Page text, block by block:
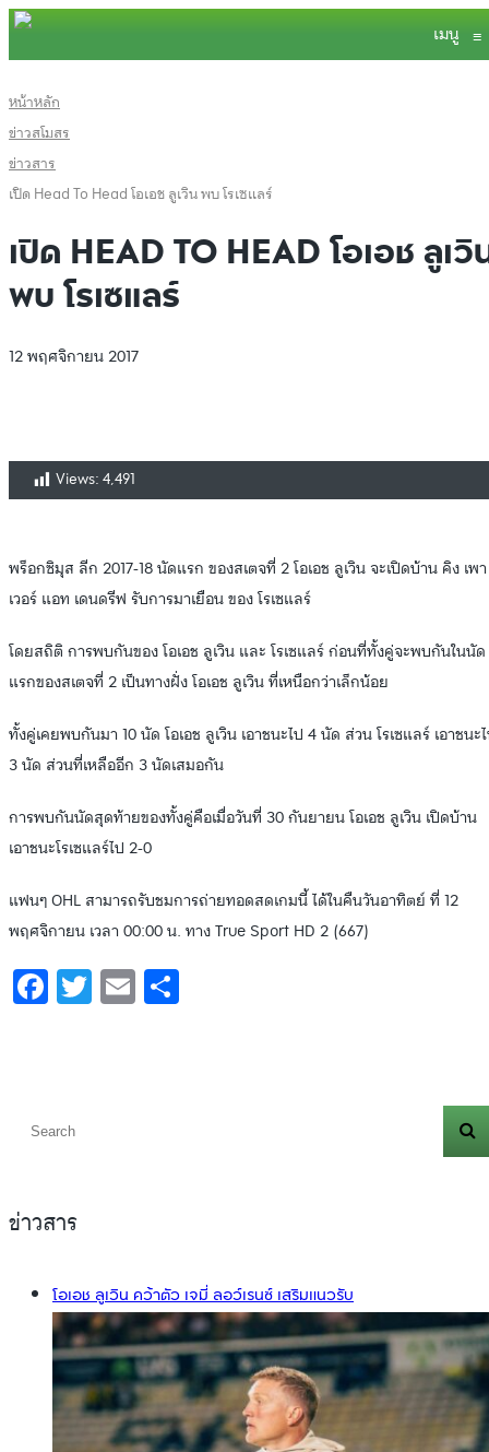
เมนู ≡
หน้าหลัก
ข่าวสโมสร
ข่าวสาร
เปิด Head To Head โอเอช ลูเวิน พบ โรเซแลร์
เปิด HEAD TO HEAD โอเอช ลูเ
พบ โรเซแลร์
12 พฤศจิกายน 2017
Views:4,491
พร็อกซิมุส ลีก 2017-18 นัดแรก ของสเตจที่ 2 โอเอช ลูเวิน จะเปิดบ้าน คิง เพา
เวอร์ แอท เดนดรีฟ รับการมาเยือน ของ โรเซแลร์
โดยสถิติ การพบกันของ โอเอช ลูเวิน และ โรเซแลร์ ก่อนที่ทั้งคู่จะพบกันในนัด
แรกของสเตจที่ 2 เป็นทางฝั่ง โอเอช ลูเวิน ที่เหนือกว่าเล็กน้อย
ทั้งคู่เคยพบกันมา 10 นัด โอเอช ลูเวิน เอาชนะไป 4 นัด ส่วน โรเซแลร์ เอาชนะ
3 นัด ส่วนที่เหลืออีก 3 นัดเสมอกัน
การพบกันนัดสุดท้ายของทั้งคู่คือเมื่อวันที่ 30 กันยายน โอเอช ลูเวิน เปิดบ้าน
เอาชนะโรเซแลร์ไป 2-0
แฟนๆ OHL สามารถรับชมการถ่ายทอดสดเกมนี้ ได้ในคืนวันอาทิตย์ ที่ 12
พฤศจิกายน เวลา 00:00 น. ทาง True Sport HD 2 (667)
Facebook
Twitter
Email
ข่าวสาร
โอเอช ลูเวิน คว้าตัว เจมี่ ลอว์เรนซ์ เสริมแนวรับ